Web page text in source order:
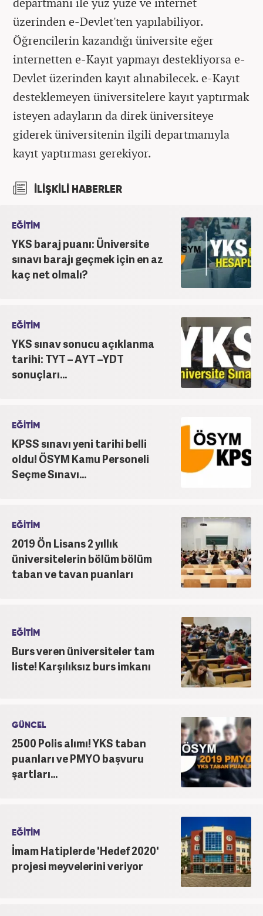
üzerinden e-Devlet'ten yapılabiliyor.
Öğrencilerin kazandığı üniversite eğer
internetten e-Kayıt yapmayı destekliyorsa e-
Devlet üzerinden kayıt alınabilecek. e-Kayıt
desteklemeyen üniversitelere kayıt yaptırmak
isteyen adayların da direk üniversiteye
giderek üniversitenin ilgili departmanıyla
kayıt yaptırması gerekiyor.
İLİŞKİLİ HABERLER
EĞİTİM
YKS baraj puanı: Üniversite
sınavı barajı geçmek için en az
kaç net olmalı?
EĞİTİM
YKS sınav sonucu açıklanma
tarihi: TYT – AYT –YDT
sonuçları...
EĞİTİM
KPSS sınavı yeni tarihi belli
oldu! ÖSYM Kamu Personeli
Seçme Sınavı...
EĞİTİM
2019 Ön Lisans 2 yıllık
üniversitelerin bölüm bölüm
taban ve tavan puanları
EĞİTİM
Burs veren üniversiteler tam
liste! Karşılıksız burs imkanı
GÜNCEL
2500 Polis alımı! YKS taban
puanları ve PMYO başvuru
şartları...
EĞİTİM
İmam Hatiplerde 'Hedef 2020'
projesi meyvelerini veriyor